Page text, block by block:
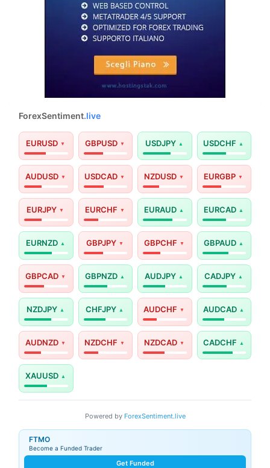
ForexSentiment.live
EURUSD GBPUSD USDJPY USDCHF
AUDUSD USDCAD NZDUSD EURGBP
EURJPY EURCHF EURAUD EURCAD
EURNZD GBPJPY GBPCHF GBPAUD
GBPCAD GBPNZD AUDJPY CADJPY
NZDJPY CHFJPY AUDCHF AUDCAD
AUDNZD NZDCHF NZDCAD CADCHF
XAUUSD
Powered by ForexSentiment.live
FTMO
Become a Funded Trader
Get Funded